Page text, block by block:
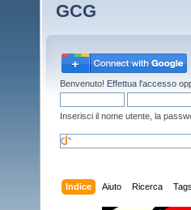
GCG
Benvenuto! Effettua l'accesso
Inserisci il nome utente, la
Indice Aiuto Ricerca Tags